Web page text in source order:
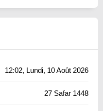
12:02, Lundi, 10 Août 2026
27 Safar 1448